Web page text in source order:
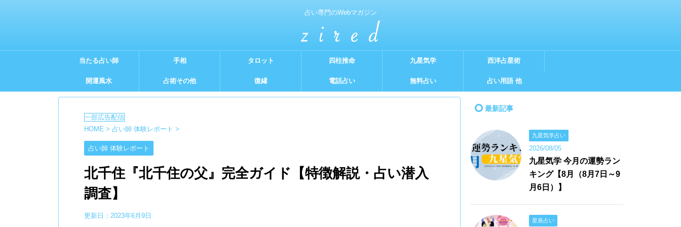
占い専門のWebマガジン
当たる占い師 手相 タロット 四柱推命 九星気学 西洋占星術
開運風水 占術その他 復縁 電話占い 無料占い 占い用語 他
HOME > 占い師 体験レポート >
占い師 体験レポート
北千住『北千住の父』完全ガイド【特徴解説・占い潜入
調査】
更新日： 2023年6月9日
最新記事
九星気学占い
2026/08/05
九星気学 今月の運勢ラン
キング【8月（8月7日～9
月6日）】
星座占い